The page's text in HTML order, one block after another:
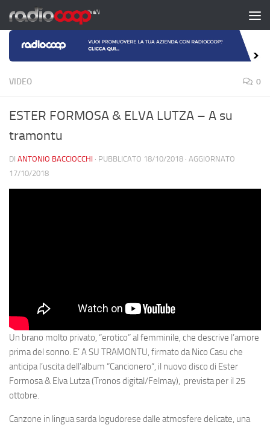
Salta al contenuto
VIDEO 0
ESTER FORMOSA & ELVA LUTZA – A su
tramontu
DI ANTONIO BACCIOCCHI · PUBBLICATO 18/10/2018 · AGGIORNATO
17/10/2018
Un brano molto privato, “erotico” al femminile, che descrive l’amore
prima del sonno. E’A SU TRAMONTU, firmato da Nico Casu che
anticipa l’uscita dell’album “Cancionero“, il nuovo disco di Ester
Formosa & Elva Lutza(Tronos digital/Felmay), prevista per il 25
ottobre.
Canzone in lingua sarda logudorese dalle atmosfere delicate, una